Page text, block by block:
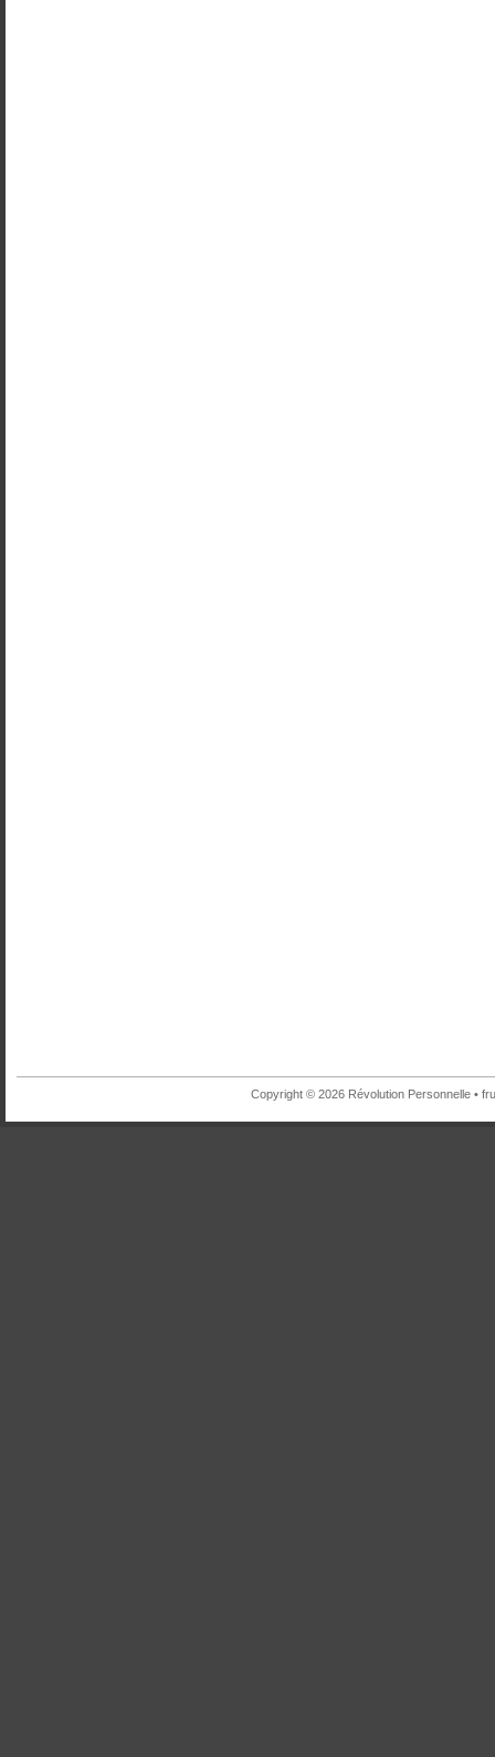
Copyright © 2026 Révolution Personnelle •